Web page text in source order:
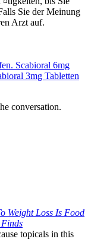
Sie der Meinung
Arzt auf.
Scabioral 6mg
3mg Tabletten
conversation.
Weight Loss Is Food
topicals in this